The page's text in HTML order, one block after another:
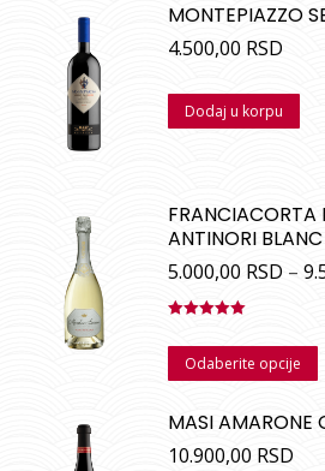
MONTEPIAZZO
4.500,00 RSD
Dodaj u korpu
FRANCIACORTA
ANTINORI
5.000,00 RSD –
sa5.00od
Odaberite opcije
MASI AMARONE
10.900,00 RSD